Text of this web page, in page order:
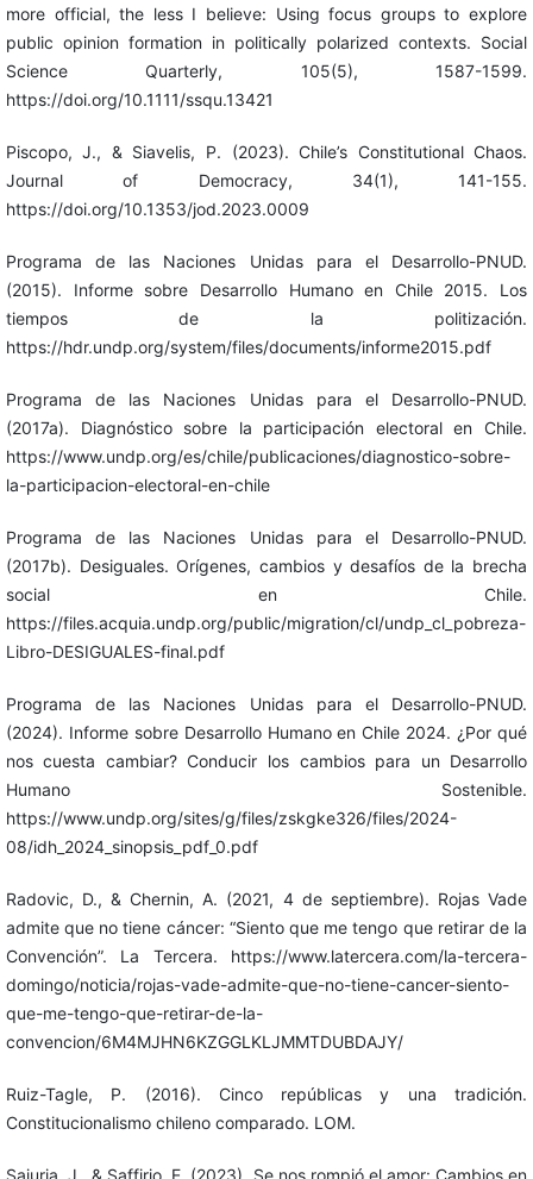
more official, the less I believe: Using focus groups to explore
public opinion formation in politically polarized contexts. Social
Science Quarterly, 105(5), 1587-1599.
https://doi.org/10.1111/ssqu.13421
Piscopo, J., & Siavelis, P. (2023). Chile’s Constitutional Chaos.
Journal of Democracy, 34(1), 141-155.
https://doi.org/10.1353/jod.2023.0009
Programa de las Naciones Unidas para el Desarrollo-PNUD.
(2015). Informe sobre Desarrollo Humano en Chile 2015. Los
tiempos de la politización.
https://hdr.undp.org/system/files/documents/informe2015.pdf
Programa de las Naciones Unidas para el Desarrollo-PNUD.
(2017a). Diagnóstico sobre la participación electoral en Chile.
https://www.undp.org/es/chile/publicaciones/diagnostico-sobre-
la-participacion-electoral-en-chile
Programa de las Naciones Unidas para el Desarrollo-PNUD.
(2017b). Desiguales. Orígenes, cambios y desafíos de la brecha
social en Chile.
https://files.acquia.undp.org/public/migration/cl/undp_cl_pobreza-
Libro-DESIGUALES-final.pdf
Programa de las Naciones Unidas para el Desarrollo-PNUD.
(2024). Informe sobre Desarrollo Humano en Chile 2024. ¿Por qué
nos cuesta cambiar? Conducir los cambios para un Desarrollo
Humano Sostenible.
https://www.undp.org/sites/g/files/zskgke326/files/2024-
08/idh_2024_sinopsis_pdf_0.pdf
Radovic, D., & Chernin, A. (2021, 4 de septiembre). Rojas Vade
admite que no tiene cáncer: “Siento que me tengo que retirar de la
Convención”. La Tercera. https://www.latercera.com/la-tercera-
domingo/noticia/rojas-vade-admite-que-no-tiene-cancer-siento-
que-me-tengo-que-retirar-de-la-
convencion/6M4MJHN6KZGGLKLJMMTDUBDAJY/
Ruiz-Tagle, P. (2016). Cinco repúblicas y una tradición.
Constitucionalismo chileno comparado. LOM.
Sajuria, J., & Saffirio, E. (2023). Se nos rompió el amor: Cambios en